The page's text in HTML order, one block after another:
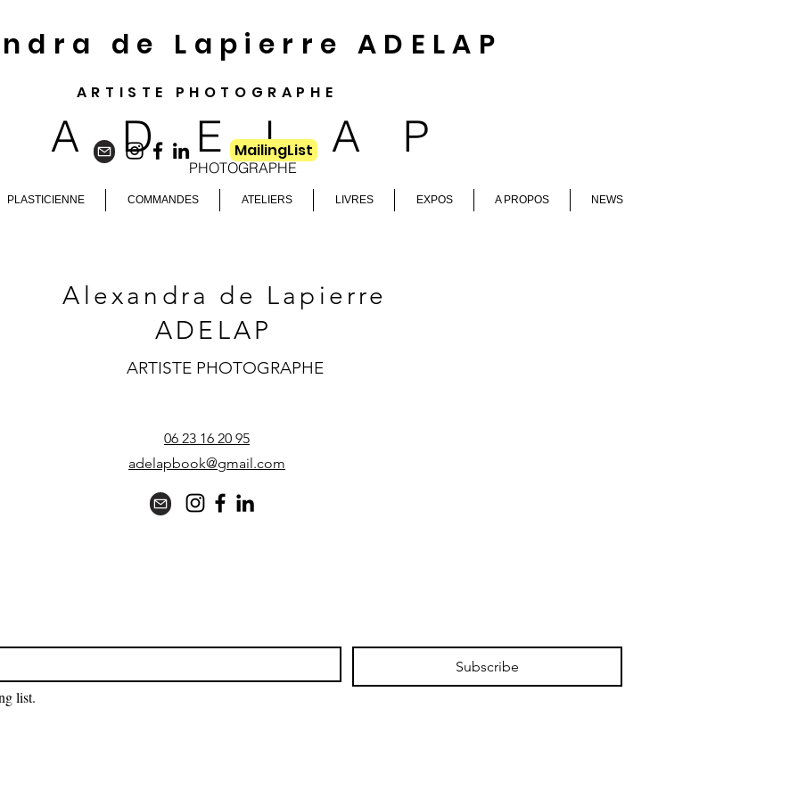
de Lapierre ADELA P
ARTISTE PHOTOGRAPHE
MailingList
PLASTICIENNE COMMANDES ATELIERS LIVRES EXPOS A PROPOS NEWS
​ADELAP
PHOTOGRAPHE
​Alexandra de Lapierre
ADELAP
ARTISTE PHOTOGRAPHE
06 23 16 20 95
adelapbook@gmail.com
Subscribe
list.